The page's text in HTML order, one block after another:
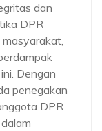
dan
DPR
Dengan
penegakan
DPR